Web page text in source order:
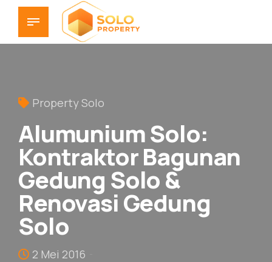
Property Solo
Alumunium Solo:
Kontraktor Bagunan
Gedung Solo &
Renovasi Gedung
Solo
2 Mei 2016